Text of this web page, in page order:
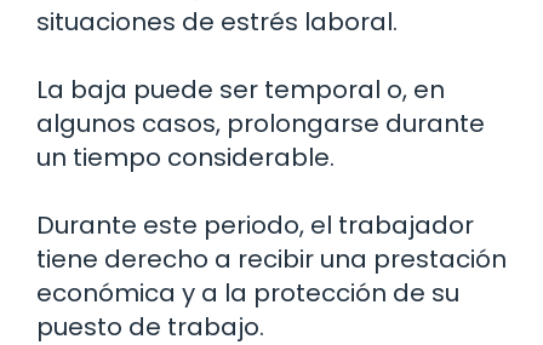
situaciones de estrés laboral.
La baja puede ser temporal o, en
algunos casos, prolongarse durante
un tiempo considerable.
Durante este periodo, el trabajador
tiene derecho a recibir una prestación
económica y a la protección de su
puesto de trabajo.